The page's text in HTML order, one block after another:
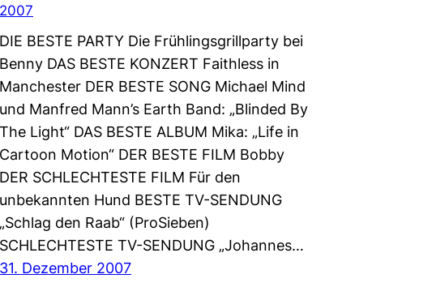
2007
DIE BESTE PARTY Die Frühlingsgrillparty bei
Benny DAS BESTE KONZERT Faithless in
Manchester DER BESTE SONG Michael Mind
und Manfred Mann’s Earth Band: „Blinded By
The Light“ DAS BESTE ALBUM Mika: „Life in
Cartoon Motion“ DER BESTE FILM Bobby
DER SCHLECHTESTE FILM Für den
unbekannten Hund BESTE TV-SENDUNG
„Schlag den Raab“ (ProSieben)
SCHLECHTESTE TV-SENDUNG „Johannes…
31. Dezember 2007